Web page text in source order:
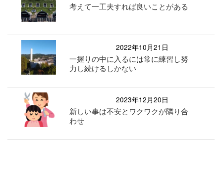
考えて一工夫すれば良いことがある
2022年10月21日
一握りの中に入るには常に練習し努
力し続けるしかない
2023年12月20日
新しい事は不安とワクワクが隣り合
わせ